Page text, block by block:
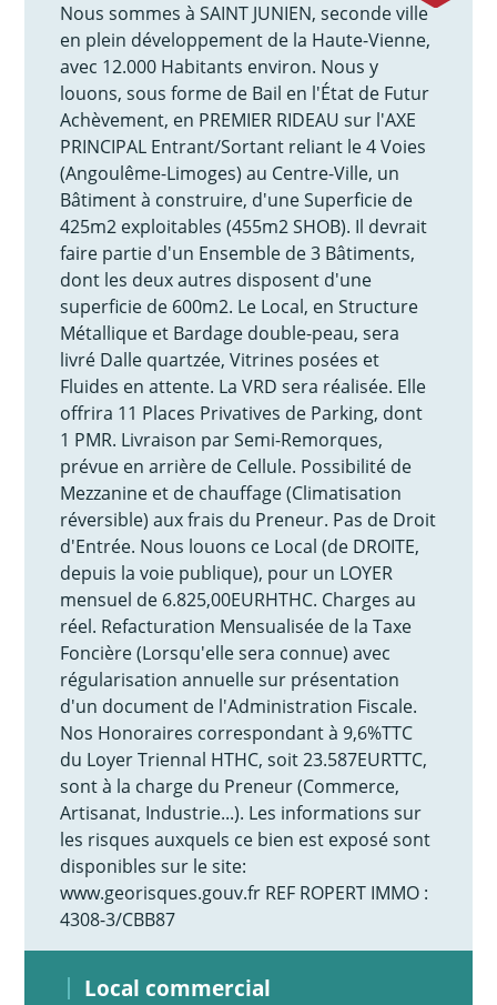
Nous sommes à SAINT JUNIEN, seconde ville
en plein développement de la Haute-Vienne,
avec 12.000 Habitants environ. Nous y
louons, sous forme de Bail en l'État de Futur
Achèvement, en PREMIER RIDEAU sur l'AXE
PRINCIPAL Entrant/Sortant reliant le 4 Voies
(Angoulême-Limoges) au Centre-Ville, un
Bâtiment à construire, d'une Superficie de
425m2 exploitables (455m2 SHOB). Il devrait
faire partie d'un Ensemble de 3 Bâtiments,
dont les deux autres disposent d'une
superficie de 600m2. Le Local, en Structure
Métallique et Bardage double-peau, sera
livré Dalle quartzée, Vitrines posées et
Fluides en attente. La VRD sera réalisée. Elle
offrira 11 Places Privatives de Parking, dont
1 PMR. Livraison par Semi-Remorques,
prévue en arrière de Cellule. Possibilité de
Mezzanine et de chauffage (Climatisation
réversible) aux frais du Preneur. Pas de Droit
d'Entrée. Nous louons ce Local (de DROITE,
depuis la voie publique), pour un LOYER
mensuel de 6.825,00EURHTHC. Charges au
réel. Refacturation Mensualisée de la Taxe
Foncière (Lorsqu'elle sera connue) avec
régularisation annuelle sur présentation
d'un document de l'Administration Fiscale.
Nos Honoraires correspondant à 9,6%TTC
du Loyer Triennal HTHC, soit 23.587EURTTC,
sont à la charge du Preneur (Commerce,
Artisanat, Industrie...). Les informations sur
les risques auxquels ce bien est exposé sont
disponibles sur le site:
www.georisques.gouv.fr REF ROPERT IMMO :
4308-3/CBB87
Local commercial